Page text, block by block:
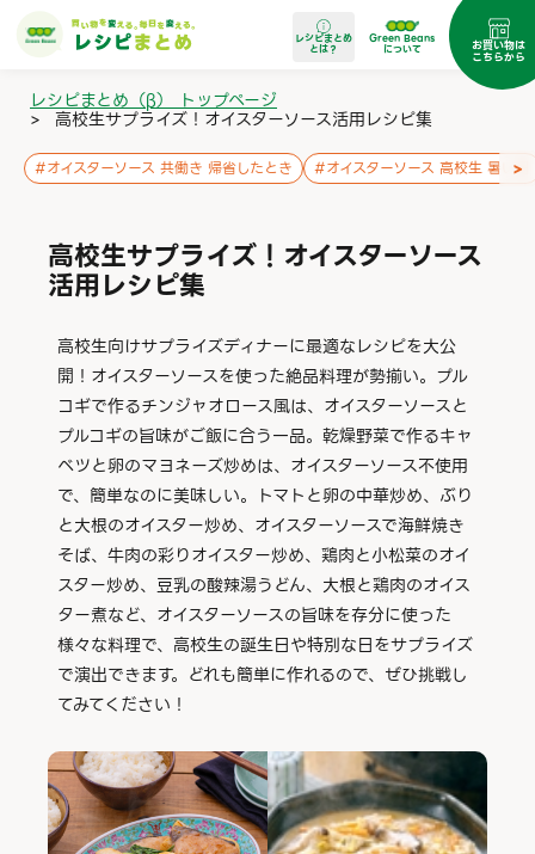
レシピまとめ
とは？
Green Beans
について お買い物は
こちらから
レシピまとめ（β） トップページ
> 高校生サプライズ！オイスターソース活用レシピ集
#オイスターソース 共働き 帰省したとき #オイスターソース 高校生 暑い日
>
高校生サプライズ！オイスターソース
活用レシピ集
高校生向けサプライズディナーに最適なレシピを大公
開！オイスターソースを使った絶品料理が勢揃い。プル
コギで作るチンジャオロース風は、オイスターソースと
プルコギの旨味がご飯に合う一品。乾燥野菜で作るキャ
ベツと卵のマヨネーズ炒めは、オイスターソース不使用
で、簡単なのに美味しい。トマトと卵の中華炒め、ぶり
と大根のオイスター炒め、オイスターソースで海鮮焼き
そば、牛肉の彩りオイスター炒め、鶏肉と小松菜のオイ
スター炒め、豆乳の酸辣湯うどん、大根と鶏肉のオイス
ター煮など、オイスターソースの旨味を存分に使った
様々な料理で、高校生の誕生日や特別な日をサプライズ
で演出できます。どれも簡単に作れるので、ぜひ挑戦し
てみてください！